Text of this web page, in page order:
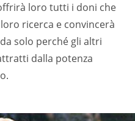
loro tutti i doni che
ricerca e convincerà
solo perché gli altri
dalla potenza